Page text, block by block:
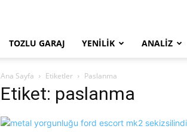
TOZLU GARAJ YENİLİK ANALİZ
Ana Sayfa Etiketler Paslanma
Etiket: paslanma